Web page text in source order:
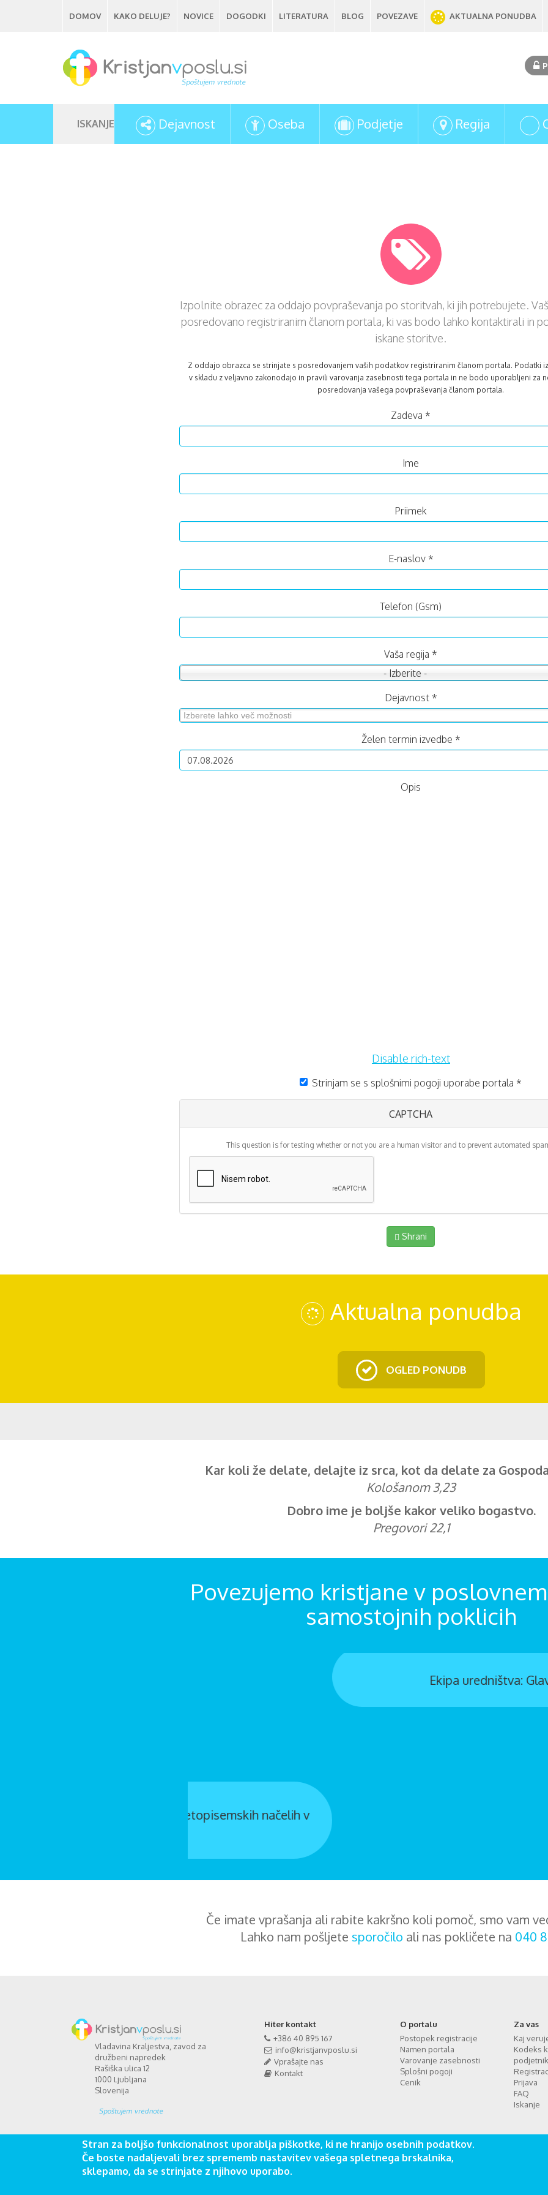
DOMOV KAKO DELUJE? NOVICE DOGODKI LITERATURA BLOG POVEZAVE AKTUALNA PONUDBA
ISKANJE Dejavnost Oseba Podjetje Regija
Izpolnite obrazec za oddajo povpraševanja po storitvah, ki jih potrebujete.
posredovano registriranim članom portala, ki vas bodo lahko kontaktirali in
iskane storitve.
Z oddajo obrazca se strinjate s posredovanjem vaših podatkov registriranim članom portala. Podatki
v skladu z veljavno zakonodajo in pravili varovanja zasebnosti tega portala in ne bodo uporabljeni za
posredovanja vašega povpraševanja članom portala.
Zadeva *
Ime
Priimek
E-naslov *
Telefon (Gsm)
Vaša regija *
- Izberite -
Dejavnost *
Želen termin izvedbe *
Opis
Disable rich-text
information
Strinjam se s splošnimi pogoji uporabe portala *
CAPTCHA
This question is for testing whether or not you are a human visitor and to prevent automated
Shrani
Aktualna ponudba
OGLED PONUDB
Kar koli že delate, delajte iz srca, kot da delate za
Kološanom 3,23
Dobro ime je boljše kakor veliko bogastvo.
Pregovori 22,1
Povezujemo kristjane v
samostojnih poklicih
Ekipa uredništva: Glavni urednik Tadej Mihelič
Če imate vprašanja ali rabite kakršno koli pomoč, smo vam
Lahko nam pošljete sporočilo ali nas pokličete na 040
Vladavina Kraljestva, zavod za
družbeni napredek
Rašiška ulica 12
1000 Ljubljana
Slovenija
Hiter kontakt
+386 40 895 167
info@kristjanvposlu.si
Vprašajte nas
Kontakt
O portalu
Postopek registracije
Namen portala
Varovanje zasebnosti
Splošni pogoji
Cenik
Za vas
Kaj
Kodeks
Prijava
FAQ
Iskanje
Vladavina kraljestva, zavod za družbeni napredek © Vse pravice pridržane. Izdelava spletnih
Stran za boljšo funkcionalnost uporablja piškotke, ki ne hranijo osebnih podatkov.
Če boste nadaljevali brez sprememb nastavitev vašega spletnega brskalnika,
sklepamo, da se strinjate z njihovo uporabo.